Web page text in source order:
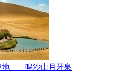
地——鳴沙山月牙泉